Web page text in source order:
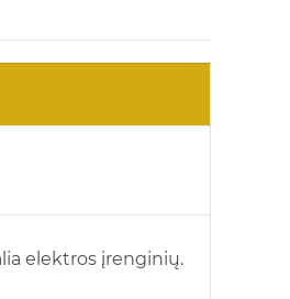
elektros įrenginių.